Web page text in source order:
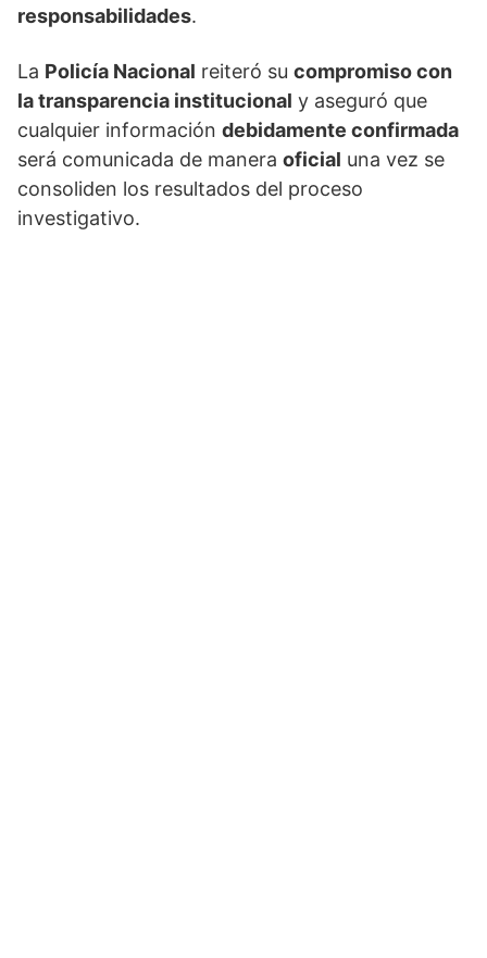
responsabilidades.
La Policía Nacional reiteró su compromiso con
la transparencia institucional y aseguró que
cualquier información debidamente confirmada
será comunicada de manera oficial una vez se
consoliden los resultados del proceso
investigativo.